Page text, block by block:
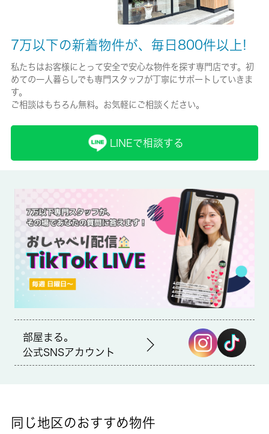
当社指定の保証会社をご利用頂くことが契約条件となります。
賃貸区分/契約期間
一般/2年
ットなど豊富なので、広々と空間を利用することも可能です。2
面の窓が全室についており、良好な陽当りが魅力となっていま
す。こちらはエレベーター付きの物件です。練馬区での住まい探
しならお任せください。 城南コミュニティは地域の不動産会社
として、あらゆる条件にお応えできるよう努めています。オート
ロックありで防犯面が安心、室内洗濯機置き場あり、収納あり、
7万以下の新着物件が、毎日800件以上!
私たちはお客様にとって安全で安心な物件を探す専門店です。初
めての一人暮らしでも専門スタッフが丁寧にサポートしていきま
す。
ご相談はもちろん無料。お気軽にご相談ください。
LINEで相談する
部屋まる。
公式SNSアカウント
同じ地区のおすすめ物件